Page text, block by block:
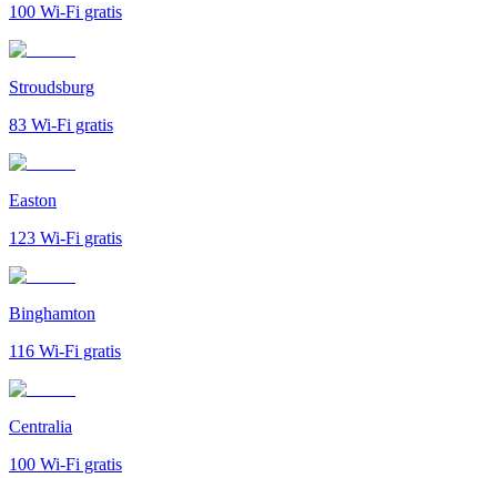
100 Wi-Fi gratis
Stroudsburg
83 Wi-Fi gratis
Easton
123 Wi-Fi gratis
Binghamton
116 Wi-Fi gratis
Centralia
100 Wi-Fi gratis